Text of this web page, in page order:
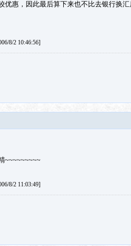
优惠，因此最后算下来也不比去银行换汇
8/2 10:46:56]
~~~~~~~~~
8/2 11:03:49]